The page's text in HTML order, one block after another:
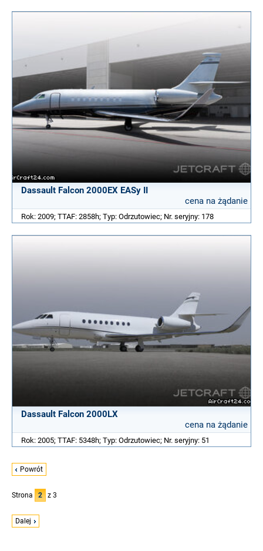
Dassault Falcon 2000EX EASy II
cena na żądanie
Rok: 2009; TTAF: 2858h; Typ: Odrzutowiec; Nr. seryjny: 178
Dassault Falcon 2000LX
cena na żądanie
Rok: 2005; TTAF: 5348h; Typ: Odrzutowiec; Nr. seryjny: 51
Powrót
Strona 2 z 3
Dalej